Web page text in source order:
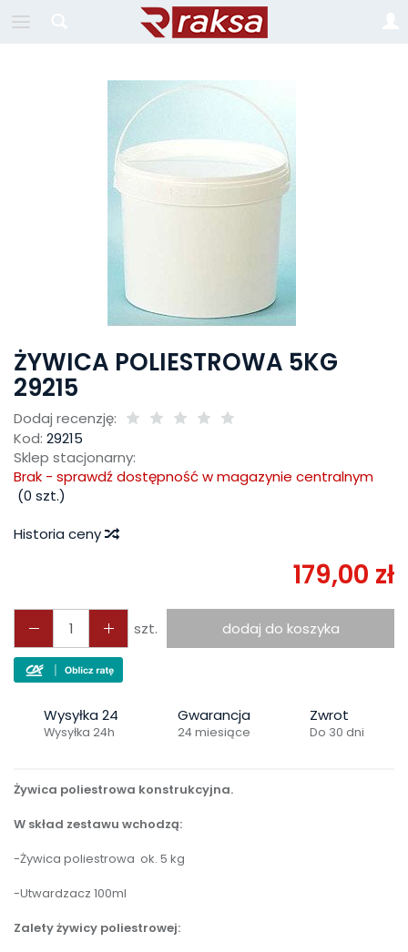
ŻYWICA POLIESTROWA 5KG
29215
Dodaj recenzję:
Kod: 29215
Sklep stacjonarny:
Brak - sprawdź dostępność w magazynie centralnym
(0 szt.)
Historia ceny
179,00 zł
szt. dodaj do koszyka
Wysyłka 24
Wysyłka 24h
Gwarancja
24 miesiące
Zwrot
Do 30 dni
Żywica poliestrowa konstrukcyjna.
W skład zestawu wchodzą:
-Żywica poliestrowa ok. 5 kg
-Utwardzacz 100ml
Zalety żywicy poliestrowej: